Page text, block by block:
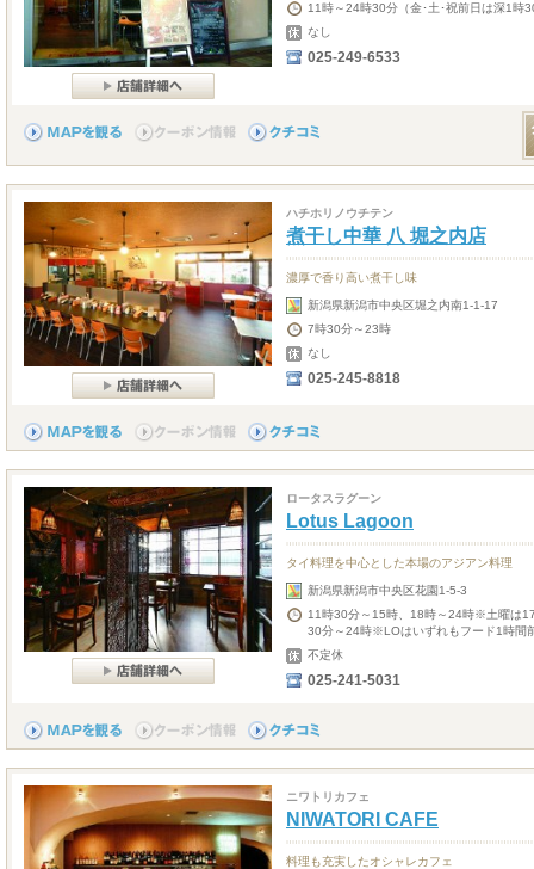
11時～24時30分（金･土･祝前日は深1
なし
025-249-6533
ハチホリノウチテン
煮干し中華 八 堀之内店
濃厚で香り高い煮干し味
新潟県新潟市中央区堀之内南1-1-17
7時30分～23時
なし
025-245-8818
ロータスラグーン
Lotus Lagoon
タイ料理を中心とした本場のアジアン料理
新潟県新潟市中央区花園1-5-3
11時30分～15時、18時～24時※土曜は
30分～24時※LOはいずれもフード1時間
不定休
025-241-5031
ニワトリカフェ
NIWATORI CAFE
料理も充実したオシャレカフェ